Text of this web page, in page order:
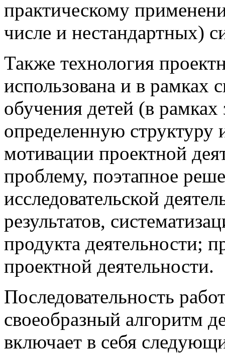
практическому
числе и нестандартных)
Также технология
использована и в рамках
обучения детей (в
определенную структуру
мотивации проектной
проблему, поэтапное
исследовательской
результатов,
продукта деятельности;
проектной деятельности.
Последовательность
своеобразный алгоритм
включает в себя